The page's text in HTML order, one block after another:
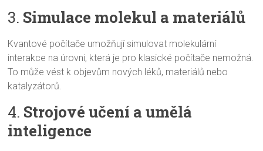
3. Simulace molekul a materiálů
Kvantové počítače umožňují simulovat molekulární
interakce na úrovni, která je pro klasické počítače nemožná.
To může vést k objevům nových léků, materiálů nebo
katalyzátorů.
4. Strojové učení a umělá
inteligence